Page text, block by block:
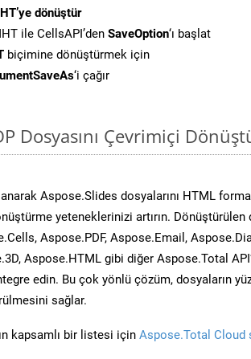
dönüştür
ile CellsAPI’den SaveOption‘ı başlat
biçimine dönüştürmek için
‘i çağır
Dosyasını Çevrimiçi
Aspose.Slides dosyalarını HTML
yeteneklerinizi artırın. Dönüştürülen
Aspose.PDF, Aspose.Email,
Aspose.HTML gibi diğer Aspose.Total
edin. Bu çok yönlü çözüm, dosyaların
sağlar.
kapsamlı bir listesi için Aspose.Total Cloud